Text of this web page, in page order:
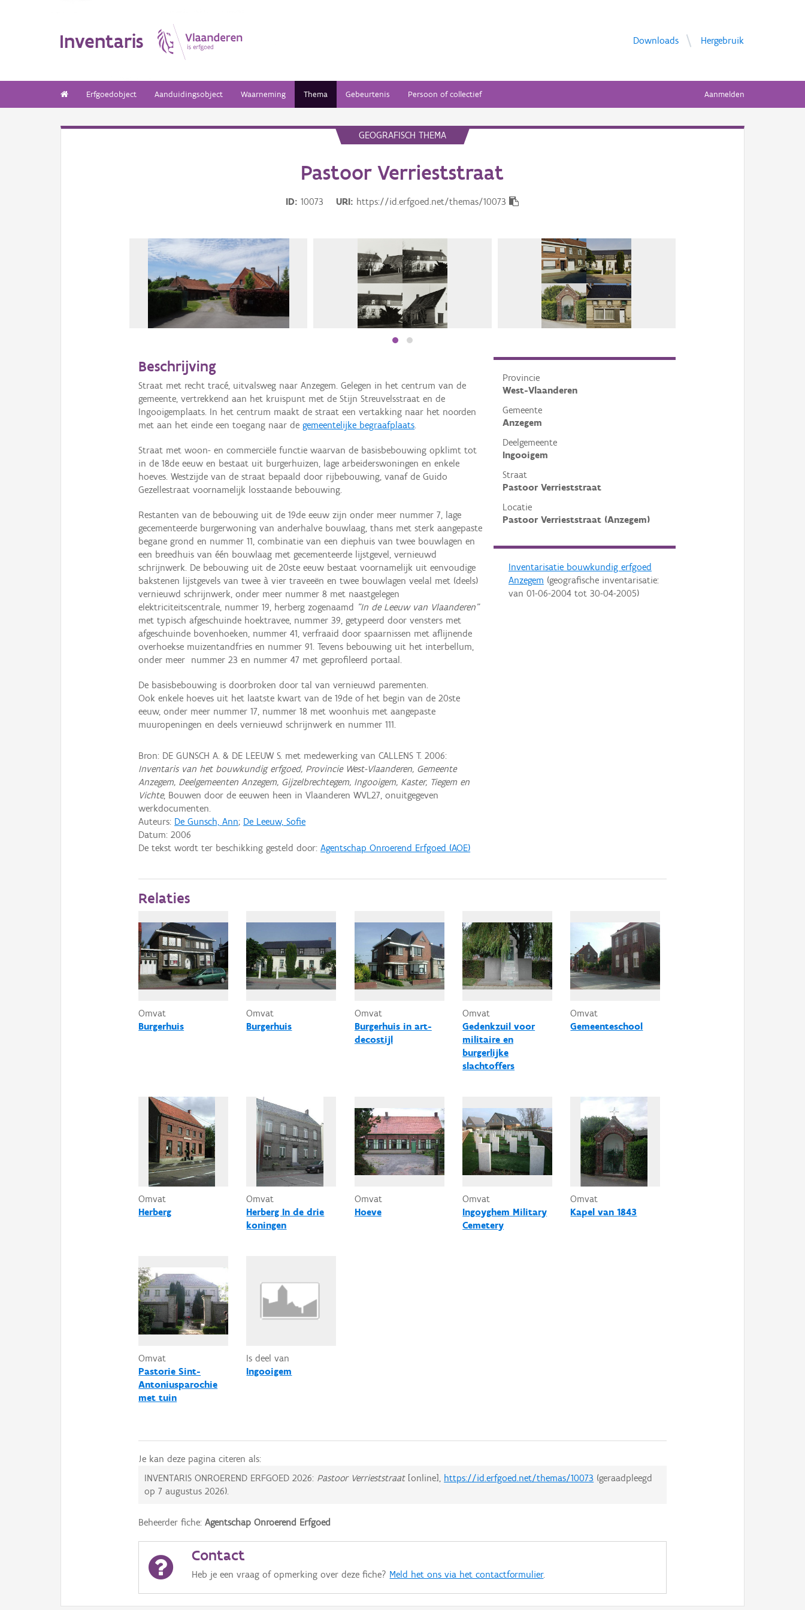
Inventaris Downloads Hergebruik
Erfgoedobject Aanduidingsobject Waarneming Thema Gebeurtenis Persoon of collectief Aanmelden
GEOGRAFISCH THEMA
Pastoor Verrieststraat
ID 10073 URI https://id.erfgoed.net/themas/10073
Provincie
West-Vlaanderen
Gemeente
Anzegem
Deelgemeente
Ingooigem
Straat
Pastoor Verrieststraat
Locatie
Pastoor Verrieststraat (Anzegem)
Inventarisatie bouwkundig erfgoed
Anzegem (geografische inventarisatie:
van 01-06-2004tot 30-04-2005)
Beschrijving
Straat met recht tracé, uitvalsweg naar Anzegem. Gelegen in het centrum van de
gemeente, vertrekkend aan het kruispunt met de Stijn Streuvelsstraat en de
Ingooigemplaats. In het centrum maakt de straat een vertakking naar het noorden
met aan het einde een toegang naar degemeentelijke begraafplaats.
Straat met woon- en commerciële functie waarvan de basisbebouwing opklimt tot
in de 18de eeuw en bestaat uit burgerhuizen, lage arbeiderswoningen en enkele
hoeves. Westzijde van de straat bepaald door rijbebouwing, vanaf de Guido
Gezellestraat voornamelijk losstaande bebouwing.
Restanten van de bebouwing uit de 19de eeuw zijn onder meer nummer 7, lage
gecementeerde burgerwoning van anderhalve bouwlaag, thans met sterk aangepaste
begane grond en nummer 11, combinatie van een diephuis van twee bouwlagen en
een breedhuis van één bouwlaag met gecementeerde lijstgevel, vernieuwd
schrijnwerk. De bebouwing uit de 20ste eeuw bestaat voornamelijk uit eenvoudige
bakstenen lijstgevels van twee à vier traveeën en twee bouwlagen veelal met (deels)
vernieuwd schrijnwerk, onder meer nummer 8 met naastgelegen
elektriciteitscentrale, nummer 19, herberg zogenaamd "In de Leeuw van Vlaanderen"
met typisch afgeschuinde hoektravee, nummer 39, getypeerd door vensters met
afgeschuinde bovenhoeken, nummer 41, verfraaid door spaarnissen met aflijnende
overhoekse muizentandfries en nummer 91. Tevens bebouwing uit het interbellum,
onder meer nummer 23 en nummer 47 met geprofileerd portaal.
De basisbebouwing is doorbroken door tal van vernieuwd parementen.
Ook enkele hoeves uit het laatste kwart van de 19de of het begin van de 20ste
eeuw, onder meer nummer 17, nummer 18 met woonhuis met aangepaste
muuropeningen en deels vernieuwd schrijnwerk en nummer 111.
Bron: DE GUNSCH A. & DE LEEUW S. met medewerking van CALLENS T. 2006:
Inventaris van het bouwkundig erfgoed, Provincie West-Vlaanderen, Gemeente
Anzegem, Deelgemeenten Anzegem, Gijzelbrechtegem, Ingooigem, Kaster, Tiegem en
Vichte, Bouwen door de eeuwen heen in Vlaanderen WVL27, onuitgegeven
werkdocumenten.
Auteurs: De Gunsch, Ann; De Leeuw, Sofie
Datum:2006
De tekst wordt ter beschikking gesteld door:Agentschap Onroerend Erfgoed (AOE)
Relaties
Omvat
Burgerhuis
Omvat
Burgerhuis
Omvat
Burgerhuis in art-
decostijl
Omvat
Gedenkzuil voor
militaire en
burgerlijke
slachtoffers
Omvat
Gemeenteschool
Omvat
Herberg
Omvat
Herberg In de drie
koningen
Omvat
Hoeve
Omvat
Ingoyghem Military
Cemetery
Omvat
Kapel van 1843
Omvat
Pastorie Sint-
Antoniusparochie
met tuin
Is deel van
Ingooigem
Je kan deze pagina citeren als:
INVENTARIS ONROEREND ERFGOED 2026: Pastoor Verrieststraat[online], https://id.erfgoed.net/themas/10073 (geraadpleegd
op7 augustus 2026).
Beheerder fiche:Agentschap Onroerend Erfgoed
Contact
Heb je een vraag of opmerking over deze fiche? Meld het ons via het contactformulier.